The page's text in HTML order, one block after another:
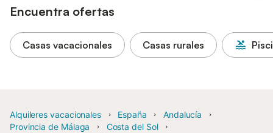
Encuentra ofertas
Casas vacacionales Casas rurales
Alquileres vacacionales España
Andalucía
Provincia de Málaga
Costa del Sol